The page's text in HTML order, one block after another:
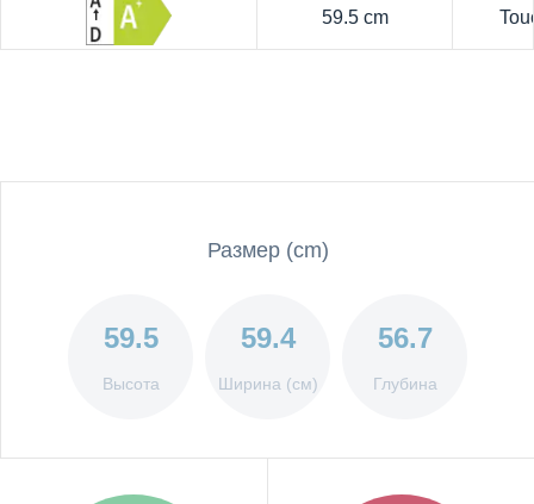
59.5 cm
Размер (cm)
59.5
Высота
59.4
Ширина (см)
56.7
Глубина